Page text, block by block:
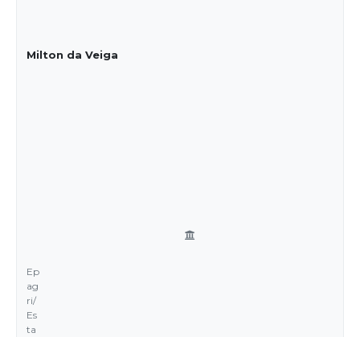
Milton da Veiga
Ep
ag
ri/
Es
ta